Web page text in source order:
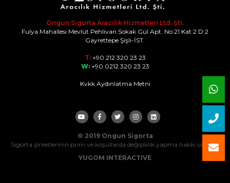
Ongun Sigorta Aracılık Hizmetleri Ltd. Şti.
Fulya Mahallesi Mevlüt Pehlivan Sokak Gül Apt. No:21 Kat:2 D:2
Gayrettepe Şişli-İST.
T:+90 212 320 23 23
W:+90 0212 320 23 23
Kvkk Aydınlatma Metni
© 2019 Ongun Sigorta
Sigorta şirketlerinin prim ve koşullarda değişiklik yapma hakkı saklıdır.
YUGOM INTERACTIVE